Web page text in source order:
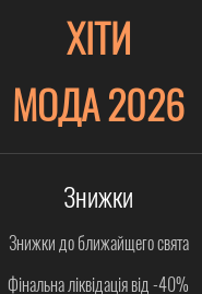
ХІТИ
МОДА 2026
Знижки
Знижки до ближайщего свята
Фінальна ліквідація від -40%